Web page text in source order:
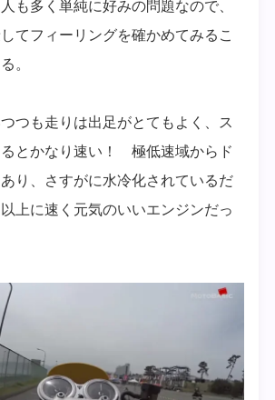
も多く単純に好みの問題なので、
てフィーリングを確かめてみるこ
。
つも走りは出足がとてもよく、ス
るとかなり速い！ 極低速域からド
り、さすがに水冷化されているだ
上に速く元気のいいエンジンだっ